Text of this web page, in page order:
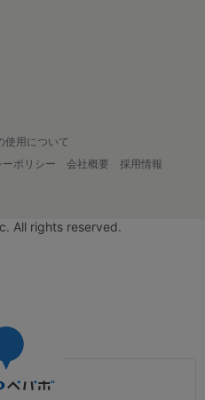
使用について
ポリシー 会社概要
採用情報
All rights reserved.